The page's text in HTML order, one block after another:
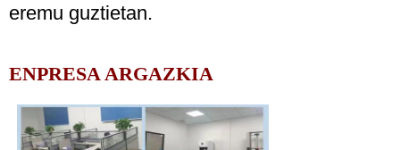
eremu guztietan.
ENPRESA ARGAZKIA